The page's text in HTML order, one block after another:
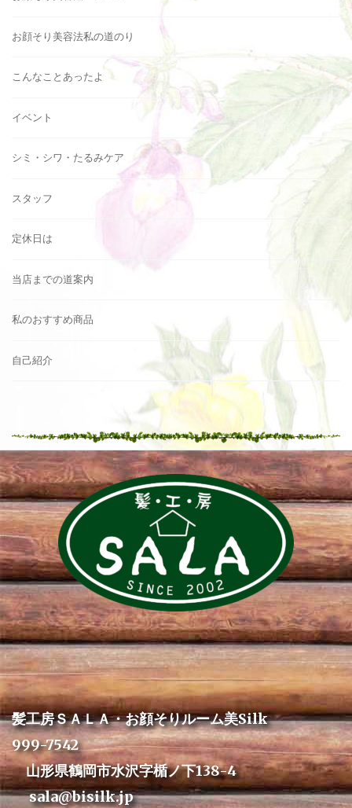
お顔そり美容法私の道のり
こんなことあったよ
イベント
シミ・シワ・たるみケア
スタッフ
定休日は
当店までの道案内
私のおすすめ商品
自己紹介
髪工房ＳＡＬＡ・お顔そりルーム美Silk
999-7542
山形県鶴岡市水沢字楯ノ下138-4
sala@bisilk.jp